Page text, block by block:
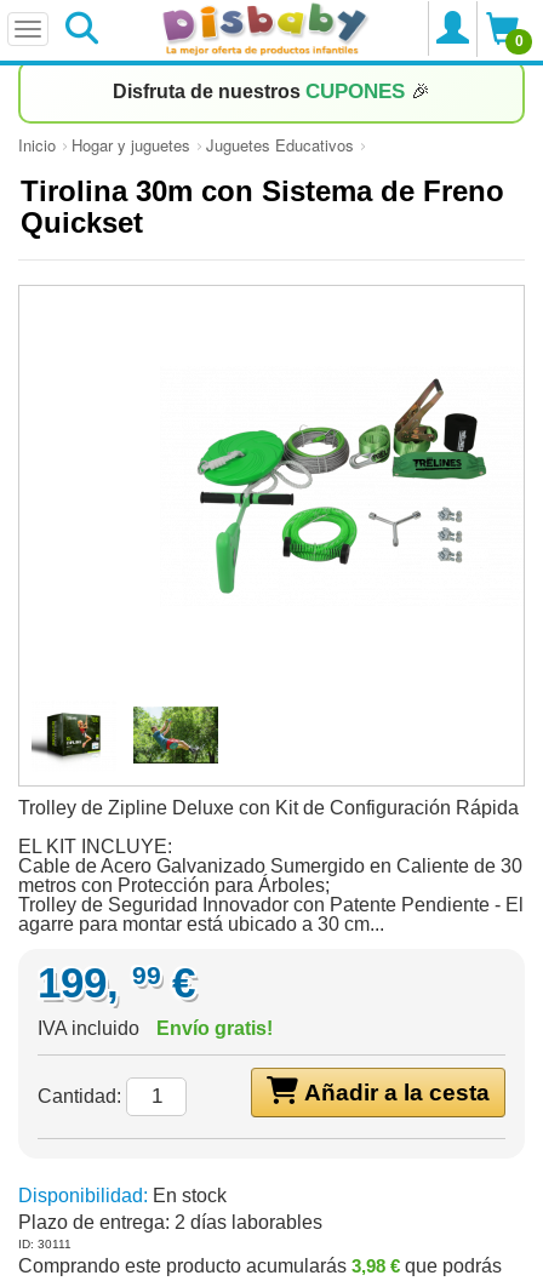
0
Disfruta de nuestros CUPONES 🎉
Inicio Hogar y juguetes Juguetes Educativos
Tirolina 30m con Sistema de Freno
Quickset
Trolley de Zipline Deluxe con Kit de Configuración Rápida
EL KIT INCLUYE:
Cable de Acero Galvanizado Sumergido en Caliente de 30
metros con Protección para Árboles;
Trolley de Seguridad Innovador con Patente Pendiente - El
agarre para montar está ubicado a 30 cm...
199, 99 €
IVA incluido Envío gratis!
Añadir a la cesta
Cantidad:
Disponibilidad: En stock
Plazo de entrega: 2 días laborables
ID: 30111
Comprando este producto acumularás 3,98 € que podrás